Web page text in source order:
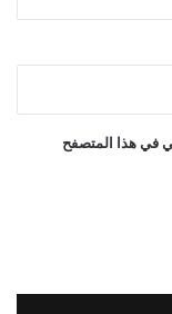
في هذا المتصفح